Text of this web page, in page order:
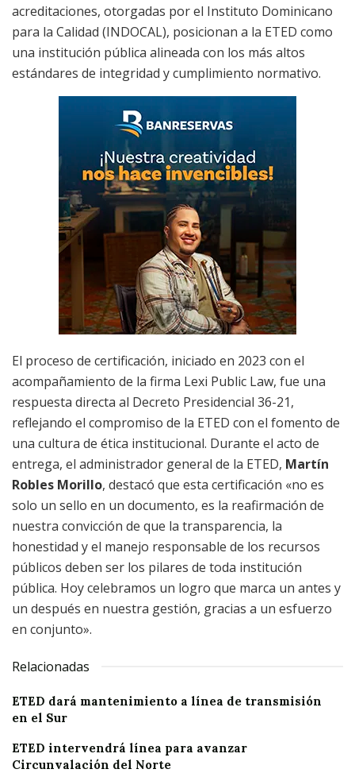
acreditaciones, otorgadas por el Instituto Dominicano
para la Calidad (INDOCAL), posicionan a la ETED como
una institución pública alineada con los más altos
estándares de integridad y cumplimiento normativo.
El proceso de certificación, iniciado en 2023 con el
acompañamiento de la firma Lexi Public Law, fue una
respuesta directa al Decreto Presidencial 36-21,
reflejando el compromiso de la ETED con el fomento de
una cultura de ética institucional. Durante el acto de
entrega, el administrador general de la ETED, Martín
Robles Morillo, destacó que esta certificación «no es
solo un sello en un documento, es la reafirmación de
nuestra convicción de que la transparencia, la
honestidad y el manejo responsable de los recursos
públicos deben ser los pilares de toda institución
pública. Hoy celebramos un logro que marca un antes y
un después en nuestra gestión, gracias a un esfuerzo
en conjunto».
Relacionadas
ETED dará mantenimiento a línea de transmisión
en el Sur
ETED intervendrá línea para avanzar
Circunvalación del Norte